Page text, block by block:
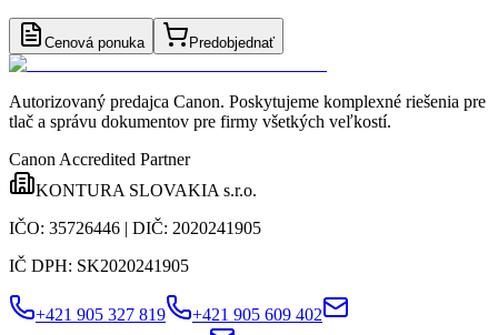
Cenová ponuka Predobjednať
Autorizovaný predajca Canon. Poskytujeme komplexné riešenia pre
tlač a správu dokumentov pre firmy všetkých veľkostí.
Canon Accredited Partner
KONTURA SLOVAKIA s.r.o.
IČO: 35726446 | DIČ: 2020241905
IČ DPH: SK2020241905
+421 905 327 819
+421 905 609 402